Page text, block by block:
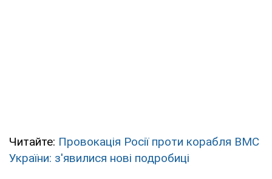
Читайте: Провокація Росії проти корабля ВМС
України: з'явилися нові подробиці